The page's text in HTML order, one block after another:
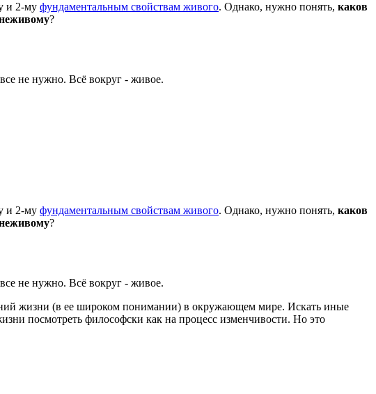
и 2-му фундаментальным свойствам живого. Однако, нужно понять, каков
?
не нужно. Всё вокруг - живое.
и 2-му фундаментальным свойствам живого. Однако, нужно понять, каков
?
не нужно. Всё вокруг - живое.
жизни (в ее широком понимании) в окружающем мире. Искать иные
посмотреть философски как на процесс изменчивости. Но это